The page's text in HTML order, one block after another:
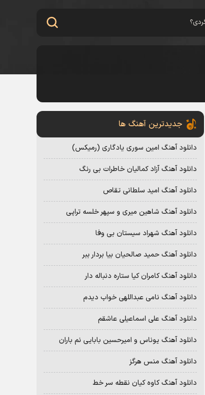
جدیدترین آهنگ ها
دانلود آهنگ امین سوری یادگاری (رمیکس)
دانلود آهنگ آزاد کمالیان خاطرات بی رنگ
دانلود آهنگ امید سلطانی تقاص
دانلود آهنگ شاهین میری و سپهر خلسه تراپی
دانلود آهنگ شهراد سیستان بی وفا
دانلود آهنگ حمید صالحیان بیا بردار ببر
دانلود آهنگ کامران کیا ستاره دنباله دار
دانلود آهنگ نامی عبداللهی خواب دیدم
دانلود آهنگ علی اسماعیلی عاشقم
دانلود آهنگ یوناس و امیرحسین بابایی نم باران
دانلود آهنگ منس هرگز
دانلود آهنگ کاوه کیان نقطه سر خط